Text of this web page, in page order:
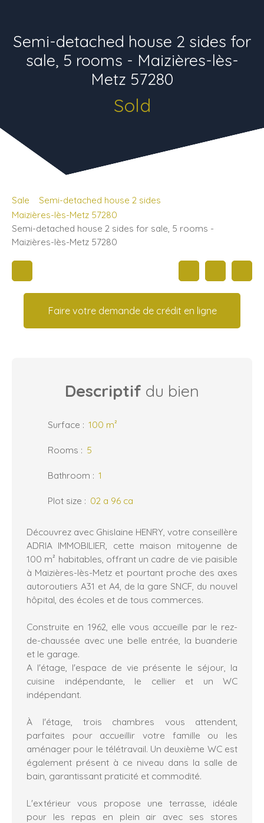
Semi-detached house 2 sides for
sale, 5 rooms - Maizières-lès-
Metz 57280
Sold
Sale
Semi-detached house 2 sides
Maizières-lès-Metz 57280
Semi-detached house 2 sides for sale, 5 rooms -
Maizières-lès-Metz 57280
Faire votre demande de crédit en ligne
Descriptif du bien
Surface : 100 m²
Rooms : 5
Bathroom : 1
Plot size : 02 a 96 ca
Découvrez avec Ghislaine HENRY, votre conseillère
ADRIA IMMOBILIER, cette maison mitoyenne de
100 m² habitables, offrant un cadre de vie paisible
à Maizières-lès-Metz et pourtant proche des axes
autoroutiers A31 et A4, de la gare SNCF, du nouvel
hôpital, des écoles et de tous commerces.
Construite en 1962, elle vous accueille par le rez-
de-chaussée avec une belle entrée, la buanderie
et le garage.
A l'étage, l'espace de vie présente le séjour, la
cuisine indépendante, le cellier et un WC
indépendant.
À l'étage, trois chambres vous attendent,
parfaites pour accueillir votre famille ou les
aménager pour le télétravail. Un deuxième WC est
également présent à ce niveau dans la salle de
bain, garantissant praticité et commodité.
L'extérieur vous propose une terrasse, idéale
pour les repas en plein air avec ses stores